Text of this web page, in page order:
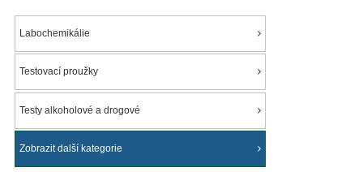
Labochemikálie
Testovací proužky
Testy alkoholové a drogové
Zobrazit další kategorie